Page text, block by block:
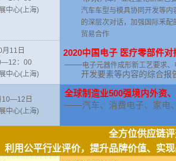
中心(上海)
汽车车型与模具协同开发等
的深层次对话，加强国际釆
贸易合作
11日
：00
中心(上海)
2020中国电子 医疗零部件
——电子元器件成形新工艺要求
开发要素等内容的综合报
10—12日
中心(上海)
全球制造业500强境内外资
——汽车、消费电子、家电
全方位供应链
利用公平行业评价，提升品牌价值、实